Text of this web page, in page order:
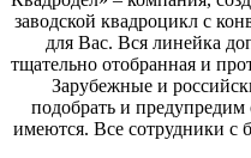
заводской квадроцикл с
для Вас. Вся линейка
тщательно отобранная и
Зарубежные и
подобрать и
имеются. Все сотрудники с